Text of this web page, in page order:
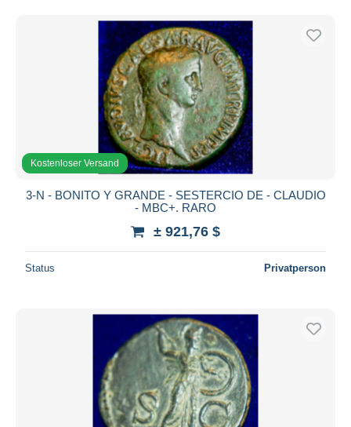
Kostenloser Versand
3-N - BONITO Y GRANDE - SESTERCIO DE - CLAUDIO
- MBC+. RARO
± 921,76 $
Status Privatperson